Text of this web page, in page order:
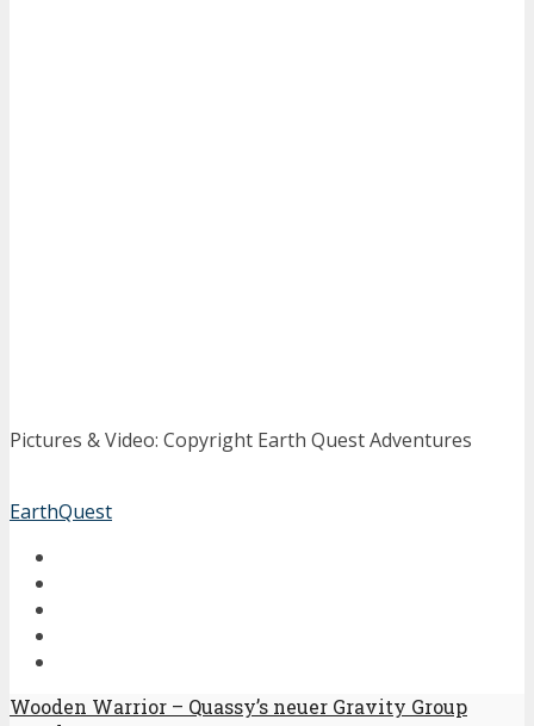
Pictures & Video: Copyright Earth Quest Adventures
EarthQuest
Wooden Warrior – Quassy’s neuer Gravity Group